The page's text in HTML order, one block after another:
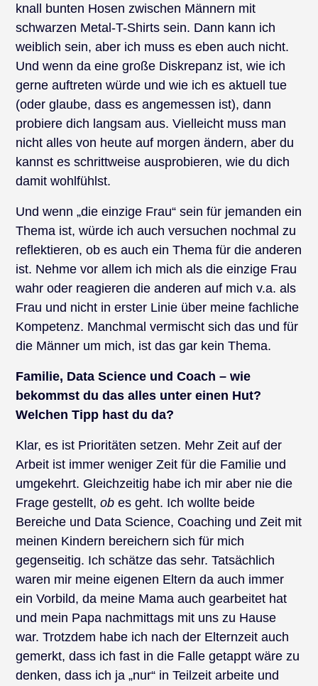
knall bunten Hosen zwischen Männern mit
schwarzen Metal-T-Shirts sein. Dann kann ich
weiblich sein, aber ich muss es eben auch nicht.
Und wenn da eine große Diskrepanz ist, wie ich
gerne auftreten würde und wie ich es aktuell tue
(oder glaube, dass es angemessen ist), dann
probiere dich langsam aus. Vielleicht muss man
nicht alles von heute auf morgen ändern, aber du
kannst es schrittweise ausprobieren, wie du dich
damit wohlfühlst.
Und wenn „die einzige Frau“ sein für jemanden ein
Thema ist, würde ich auch versuchen nochmal zu
reflektieren, ob es auch ein Thema für die anderen
ist. Nehme vor allem ich mich als die einzige Frau
wahr oder reagieren die anderen auf mich v.a. als
Frau und nicht in erster Linie über meine fachliche
Kompetenz. Manchmal vermischt sich das und für
die Männer um mich, ist das gar kein Thema.
Familie, Data Science und Coach – wie
bekommst du das alles unter einen Hut?
Welchen Tipp hast du da?
Klar, es ist Prioritäten setzen. Mehr Zeit auf der
Arbeit ist immer weniger Zeit für die Familie und
umgekehrt. Gleichzeitig habe ich mir aber nie die
Frage gestellt,ob es geht. Ich wollte beide
Bereiche und Data Science, Coaching und Zeit mit
meinen Kindern bereichern sich für mich
gegenseitig. Ich schätze das sehr. Tatsächlich
waren mir meine eigenen Eltern da auch immer
ein Vorbild, da meine Mama auch gearbeitet hat
und mein Papa nachmittags mit uns zu Hause
war. Trotzdem habe ich nach der Elternzeit auch
gemerkt, dass ich fast in die Falle getappt wäre zu
denken, dass ich ja „nur“ in Teilzeit arbeite und